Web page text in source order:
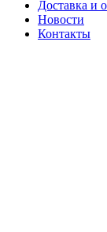
Доставка и
Новости
Контакты